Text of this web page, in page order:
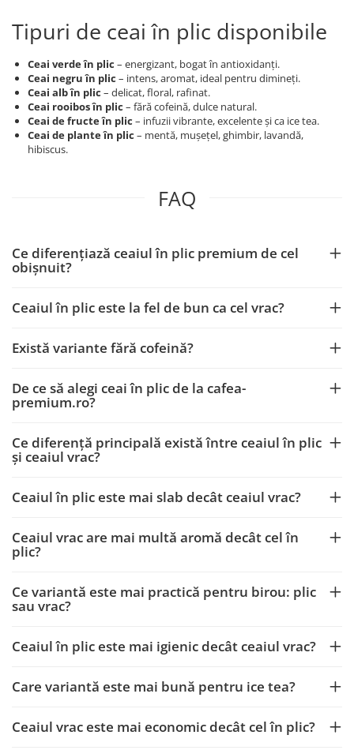
Tipuri de ceai în plic disponibile
Ceai verde în plic – energizant, bogat în antioxidanți.
Ceai negru în plic – intens, aromat, ideal pentru dimineți.
Ceai alb în plic – delicat, floral, rafinat.
Ceai rooibos în plic – fără cofeină, dulce natural.
Ceai de fructe în plic – infuzii vibrante, excelente și ca ice tea.
Ceai de plante în plic – mentă, mușețel, ghimbir, lavandă,
hibiscus.
FAQ
Ce diferențiază ceaiul în plic premium de cel
obișnuit?
Ceaiul în plic este la fel de bun ca cel vrac?
Există variante fără cofeină?
De ce să alegi ceai în plic de la cafea-
premium.ro?
Ce diferență principală există între ceaiul în plic
și ceaiul vrac?
Ceaiul în plic este mai slab decât ceaiul vrac?
Ceaiul vrac are mai multă aromă decât cel în
plic?
Ce variantă este mai practică pentru birou: plic
sau vrac?
Ceaiul în plic este mai igienic decât ceaiul vrac?
Care variantă este mai bună pentru ice tea?
Ceaiul vrac este mai economic decât cel în plic?